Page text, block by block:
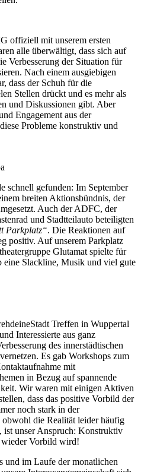
offiziell mit unserem ersten
alle überwältigt, dass sich auf
Verbesserung der Situation für
Nach einem ausgiebigen
dass der Schuh für die
Stellen drückt und es mehr als
und Diskussionen gibt. Aber
Engagement aus der
Probleme konstruktiv und
schnell gefunden: Im September
breiten Aktionsbündnis, der
Auch der ADFC, der
und Stadtteilauto beteiligten
Parkplatz“. Die Reaktionen auf
positiv. Auf unserem Parkplatz
Glutamat spielte für
eine Slackline, Musik und viel gute
Treffen in Wuppertal
Interessierte aus ganz
des innerstädtischen
Es gab Workshops zum
mit
in Bezug auf spannende
Wir waren mit einigen Aktiven
dass das positive Vorbild der
noch stark in der
die Realität leider häufig
ist unser Anspruch: Konstruktiv
wieder Vorbild wird!
und im Laufe der monatlichen